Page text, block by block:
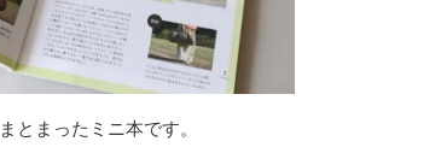
とまったミニ本です。